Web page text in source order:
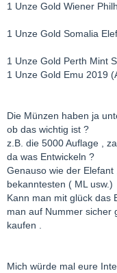
1 Unze Gold Wiener
1 Unze Gold Somalia
1 Unze Gold Perth Mint
1 Unze Gold Emu 2019
Die Münzen haben ja
ob das wichtig ist ?
z.B. die 5000 Auflage ,
da was Entwickeln ?
Genauso wie der
bekanntesten ( ML usw.)
Kann man mit glück das
man auf Nummer sicher
kaufen .
Mich würde mal eure